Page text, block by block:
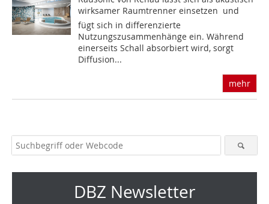
wirksamer Raumtrenner einsetzen  und
fügt sich in differenzierte
Nutzungszusammenhänge ein. Während
einerseits Schall absorbiert wird, sorgt
Diffusion...
mehr
DBZ Newsletter